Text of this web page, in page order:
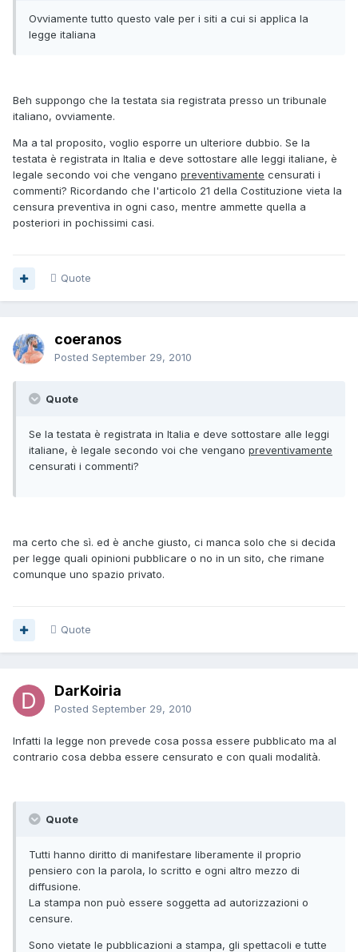
Ovviamente tutto questo vale per i siti a cui si applica la
legge italiana
Beh suppongo che la testata sia registrata presso un tribunale
italiano, ovviamente.
Ma a tal proposito, voglio esporre un ulteriore dubbio. Se la
testata è registrata in Italia e deve sottostare alle leggi italiane, è
legale secondo voi che vengano preventivamente censurati i
commenti? Ricordando che l'articolo 21 della Costituzione vieta la
censura preventiva in ogni caso, mentre ammette quella a
posteriori in pochissimi casi.
Quote
coeranos
Posted September 29, 2010
Quote
Se la testata è registrata in Italia e deve sottostare alle leggi
italiane, è legale secondo voi che vengano preventivamente
censurati i commenti?
ma certo che sì. ed è anche giusto, ci manca solo che si decida
per legge quali opinioni pubblicare o no in un sito, che rimane
comunque uno spazio privato.
Quote
DarKoiria
Posted September 29, 2010
Infatti la legge non prevede cosa possa essere pubblicato ma al
contrario cosa debba essere censurato e con quali modalità.
Quote
Tutti hanno diritto di manifestare liberamente il proprio
pensiero con la parola, lo scritto e ogni altro mezzo di
diffusione.
La stampa non può essere soggetta ad autorizzazioni o
censure.
Sono vietate le pubblicazioni a stampa, gli spettacoli e tutte